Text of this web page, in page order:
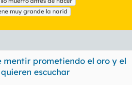
muy grande la narid
mentir prometiendo el oro y el
escuchar